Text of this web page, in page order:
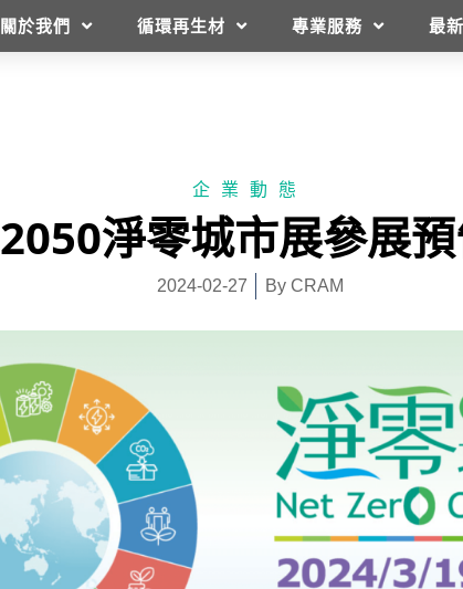
關於我們 循環再生材 專業服務 最
企業動態
2050淨零城市展參展
2024-02-27 ByCRAM